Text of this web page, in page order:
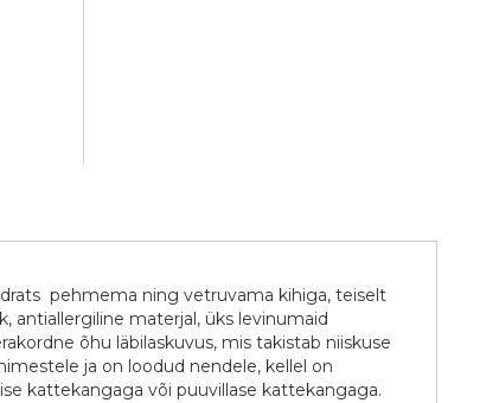
pehmema ning vetruvama kihiga, teiselt
antiallergiline materjal, üks levinumaid
õhu läbilaskuvus, mis takistab niiskuse
ja on loodud nendele, kellel on
kattekangaga või puuvillase kattekangaga.